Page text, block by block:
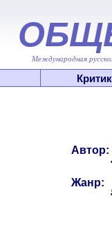
Международная
Автор:
Жанр: